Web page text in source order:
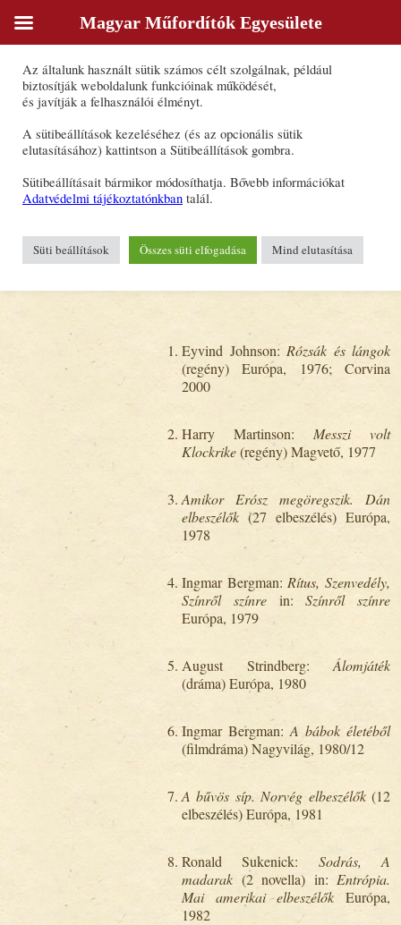
Kúnos László
svéd
E-mail-cím:
Fontosabb fordítások
Eyvind Johnson: Rózsák és lángok
(regény) Európa, 1976; Corvina
2000
Harry Martinson: Messzi volt
Klockrike(regény) Magvető, 1977
Amikor Erósz megöregszik. Dán
elbeszélők (27 elbeszélés) Európa,
1978
Ingmar Bergman: Rítus, Szenvedély,
Színről színrein:Színről színre
Európa, 1979
August Strindberg: Álomjáték
(dráma) Európa, 1980
Ingmar Bergman: A bábok életéből
(filmdráma) Nagyvilág, 1980/12
A bűvös síp. Norvég elbeszélők(12
elbeszélés) Európa, 1981
Ronald Sukenick: Sodrás, A
madarak (2 novella) in: Entrópia.
Mai amerikai elbeszélők Európa,
1982
Sütik
Az általunk használt sütik számos célt szolgálnak, például
biztosítják weboldalunk funkcióinak működését,
és javítják a felhasználói élményt.
A sütibeállítások kezeléséhez (és az opcionális sütik
elutasításához) kattintson a Sütibeállítások gombra.
Sütibeállításait bármikor módosíthatja. Bővebb információkat
Adatvédelmi tájékoztatónkban talál.
Süti beállítások Összes süti elfogadása Mind elutasítása
Magyar Műfordítók Egyesülete